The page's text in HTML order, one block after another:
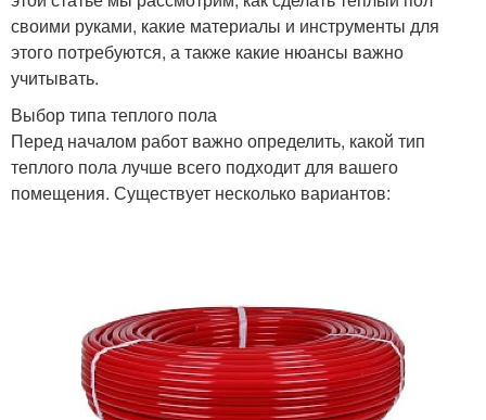
своими руками, какие материалы и инструменты для
этого потребуются, а также какие нюансы важно
учитывать.
Выбор типа теплого пола
Перед началом работ важно определить, какой тип
теплого пола лучше всего подходит для вашего
помещения. Существует несколько вариантов: